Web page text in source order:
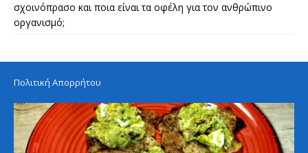
σχοινόπρασο και ποια είναι τα οφέλη για τον ανθρώπινο
οργανισμό;
Πολιτική Απορρήτου